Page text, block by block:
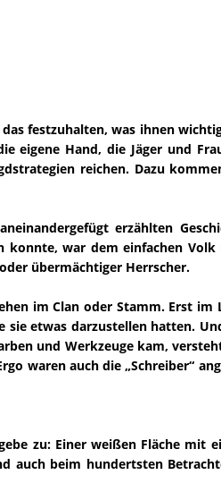
festzuhalten, was ihnen
eigene Hand, die Jäger und
reichen. Dazu
erzählten
konnte, war dem einfachen
übermächtiger Herrscher.
im Clan oder Stamm. Erst im
sie etwas darzustellen hatten.
und Werkzeuge kam,
waren auch die „Schreiber“
zu: Einer weißen Fläche mit
auch beim hundertsten